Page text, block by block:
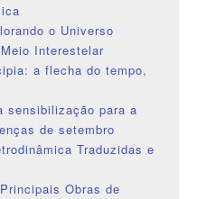
o Universo
Interestelar
a flecha do tempo,
sensibilização para a
de setembro
Traduzidas e
Obras de